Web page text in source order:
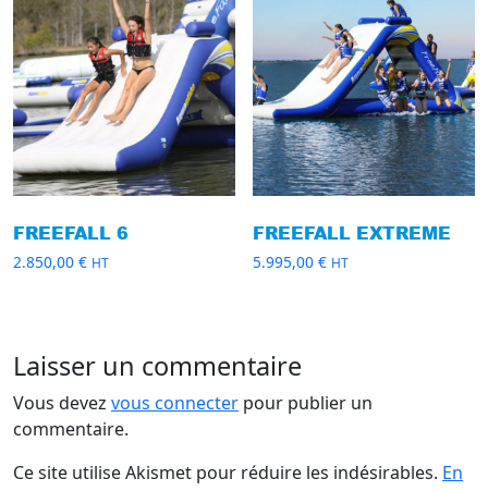
FREEFALL 6
2.850,00 € HT
FREEFALL EXTREME
5.995,00€ HT
Laisser un commentaire
Vous devez vous connecter pour publier un
commentaire.
Ce site utilise Akismet pour réduire les indésirables. En